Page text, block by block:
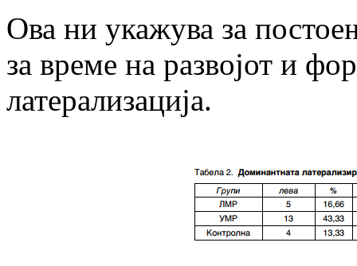
Ова ни укажува за
за време на развојот и
латерализација.